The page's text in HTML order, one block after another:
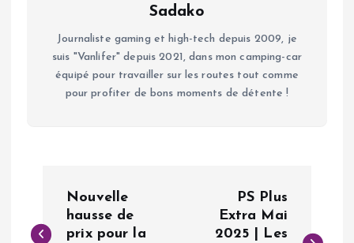
Sadako
Journaliste gaming et high-tech depuis 2009, je
suis "Vanlifer" depuis 2021, dans mon camping-car
équipé pour travailler sur les routes tout comme
pour profiter de bons moments de détente !
a
Nouvelle
hausse de
prix pour la
PS Plus
Extra Mai
2025 | Les